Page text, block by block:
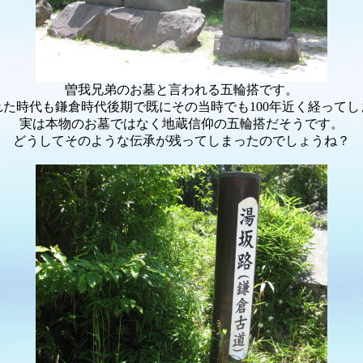
曽我兄弟のお墓と言われる五輪搭です。
た時代も鎌倉時代後期で既にその当時でも100年近く経ってし
実は本物のお墓ではなく地蔵信仰の五輪搭だそうです。
どうしてそのような伝承が残ってしまったのでしょうね？